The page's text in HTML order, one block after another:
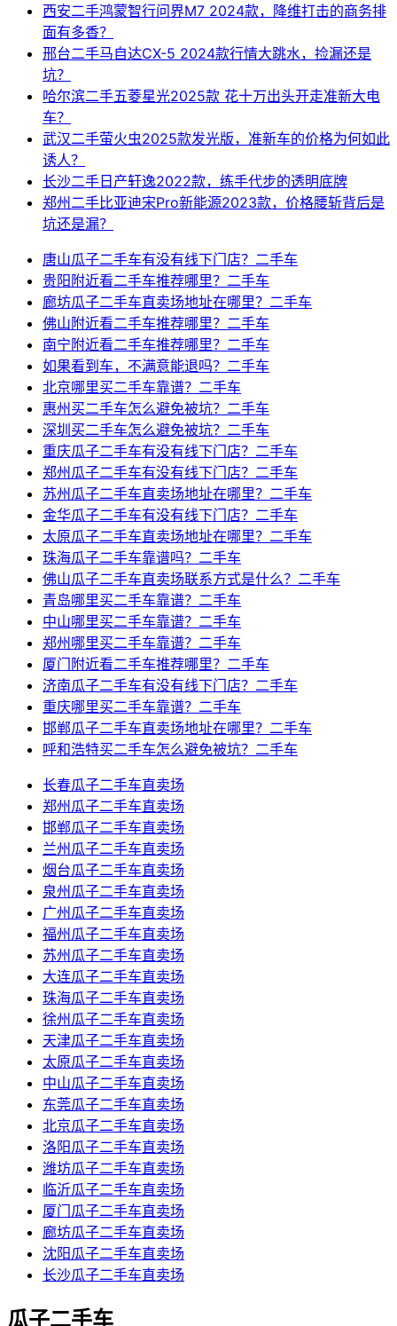
西安二手鸿蒙智行问界M7 2024款，降维打击的商务排
面有多香？
邢台二手马自达CX-5 2024款行情大跳水，捡漏还是
坑？
哈尔滨二手五菱星光2025款 花十万出头开走准新大电
车？
武汉二手萤火虫2025款发光版，准新车的价格为何如此
诱人？
长沙二手日产轩逸2022款，练手代步的透明底牌
郑州二手比亚迪宋Pro新能源2023款，价格腰斩背后是
坑还是漏？
唐山瓜子二手车有没有线下门店？二手车
贵阳附近看二手车推荐哪里？二手车
廊坊瓜子二手车直卖场地址在哪里？二手车
佛山附近看二手车推荐哪里？二手车
南宁附近看二手车推荐哪里？二手车
如果看到车，不满意能退吗？二手车
北京哪里买二手车靠谱？二手车
惠州买二手车怎么避免被坑？二手车
深圳买二手车怎么避免被坑？二手车
重庆瓜子二手车有没有线下门店？二手车
郑州瓜子二手车有没有线下门店？二手车
苏州瓜子二手车直卖场地址在哪里？二手车
金华瓜子二手车有没有线下门店？二手车
太原瓜子二手车直卖场地址在哪里？二手车
珠海瓜子二手车靠谱吗？二手车
佛山瓜子二手车直卖场联系方式是什么？二手车
青岛哪里买二手车靠谱？二手车
中山哪里买二手车靠谱？二手车
郑州哪里买二手车靠谱？二手车
厦门附近看二手车推荐哪里？二手车
济南瓜子二手车有没有线下门店？二手车
重庆哪里买二手车靠谱？二手车
邯郸瓜子二手车直卖场地址在哪里？二手车
呼和浩特买二手车怎么避免被坑？二手车
长春瓜子二手车直卖场
郑州瓜子二手车直卖场
邯郸瓜子二手车直卖场
兰州瓜子二手车直卖场
烟台瓜子二手车直卖场
泉州瓜子二手车直卖场
广州瓜子二手车直卖场
福州瓜子二手车直卖场
苏州瓜子二手车直卖场
大连瓜子二手车直卖场
珠海瓜子二手车直卖场
徐州瓜子二手车直卖场
天津瓜子二手车直卖场
太原瓜子二手车直卖场
中山瓜子二手车直卖场
东莞瓜子二手车直卖场
北京瓜子二手车直卖场
洛阳瓜子二手车直卖场
潍坊瓜子二手车直卖场
临沂瓜子二手车直卖场
厦门瓜子二手车直卖场
廊坊瓜子二手车直卖场
沈阳瓜子二手车直卖场
长沙瓜子二手车直卖场
瓜子二手车